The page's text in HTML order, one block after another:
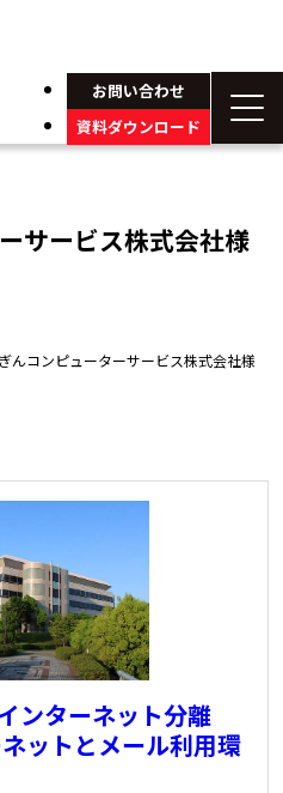
お問い合わせ
資料ダウンロード
サービス株式会社様
んコンピューターサービス株式会社様
ンターネット分離
ットとメール利用環